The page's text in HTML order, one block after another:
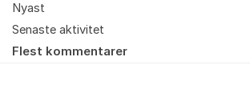
Nyast
Senaste aktivitet
Flest kommentarer